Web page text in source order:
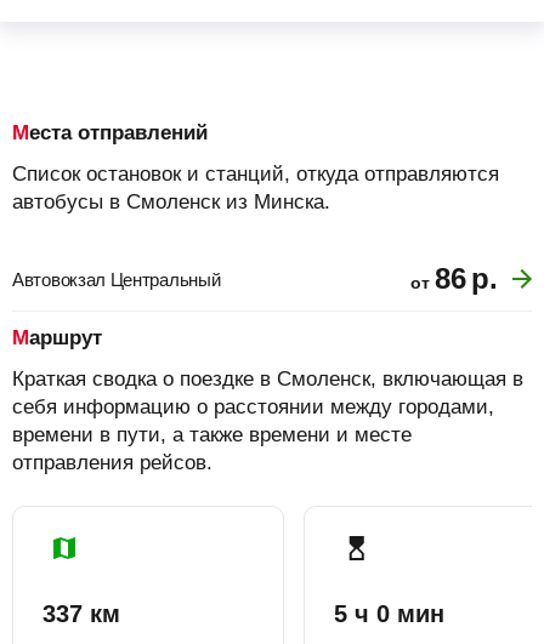
Места отправлений
Список остановок и станций, откуда отправляются
автобусы в Смоленск из Минска.
Автовокзал Центральный от 86р.
Маршрут
Краткая сводка о поездке в Смоленск, включающая в
себя информацию о расстоянии между городами,
времени в пути, а также времени и месте
отправления рейсов.
337 км 5 ч 0 мин